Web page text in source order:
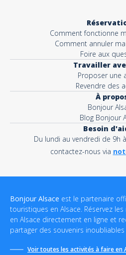
Comment fonctionne
Comment annuler
Foire aux
Travailler
Proposer une
Revendre des
À
Bonjour
Blog Bonjour
Besoin
Du lundi au vendredi de 9h
contactez-nous via
Bonjour Alsace est le partenaire
touristiques en Alsace. Réservez
en Alsace directement en ligne et
partager des souvenirs
Voir toutes les activités à faire en